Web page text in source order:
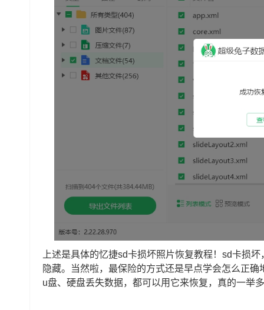
上述是具体的忆捷sd卡损坏照片恢复教程！sd卡损
隐藏。当然啦，最保险的方式还是早点学会怎么正
u盘、硬盘丢失数据，都可以用它来恢复，真的一举